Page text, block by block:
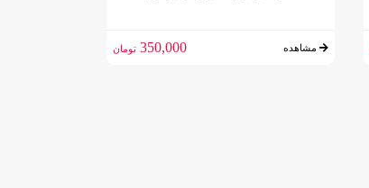
مشاهده 350,000 تومان